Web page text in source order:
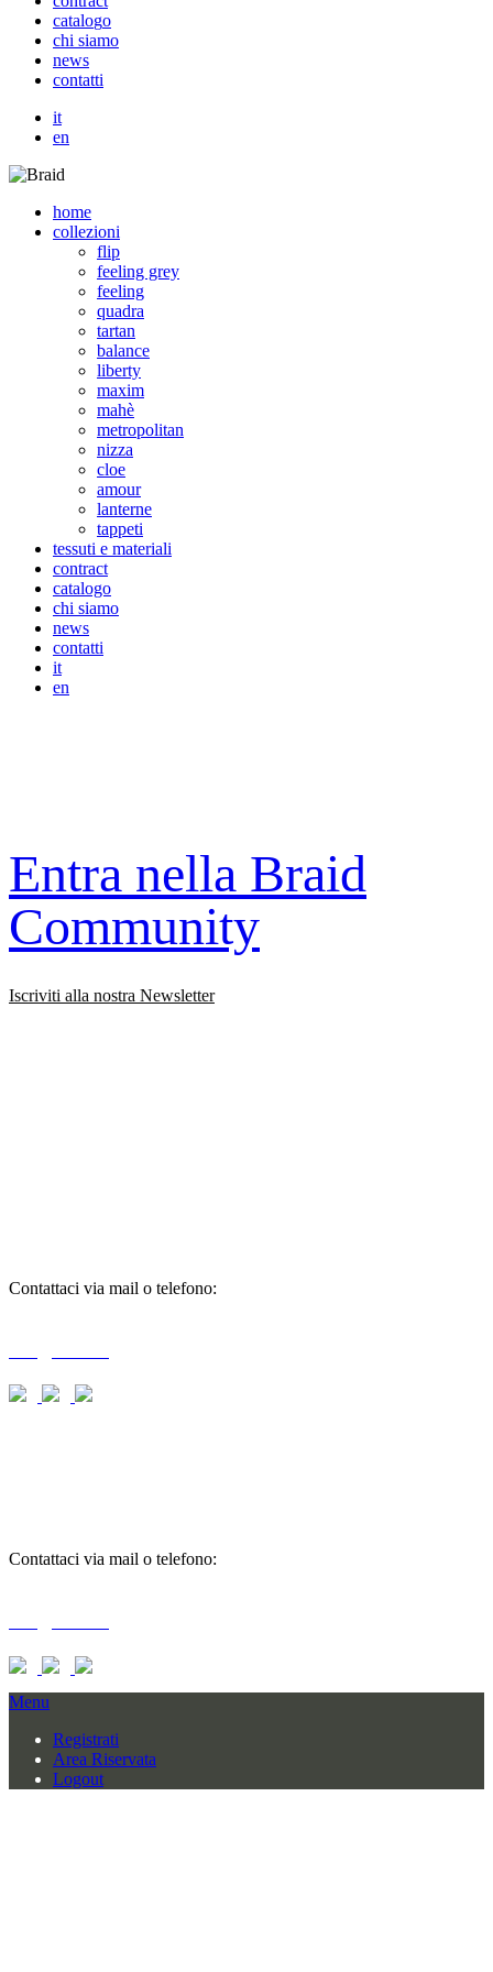
catalogo
chi siamo
news
contatti
it
en
home
collezioni
flip
feeling grey
feeling
quadra
tartan
balance
liberty
maxim
mahè
metropolitan
nizza
cloe
amour
lanterne
tappeti
tessuti e materiali
contract
catalogo
chi siamo
news
contatti
it
en
Entra nella Braid
Community
Iscriviti alla nostra Newsletter
Contattaci via mail o telefono:
Contattaci via mail o telefono:
Menu
Registrati
Area Riservata
Logout